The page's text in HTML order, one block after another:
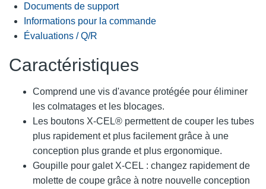
Documents de support
Informations pour la commande
Évaluations / Q/R
Caractéristiques
Comprend une vis d'avance protégée pour éliminer
les colmatages et les blocages.
Les boutons X-CEL® permettent de couper les tubes
plus rapidement et plus facilement grâce à une
conception plus grande et plus ergonomique.
Goupille pour galet X-CEL : changez rapidement de
molette de coupe grâce à notre nouvelle conception